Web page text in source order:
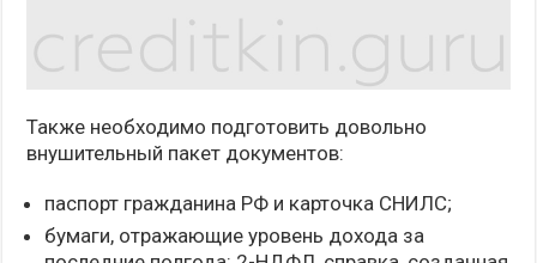
Также необходимо подготовить довольно
внушительный пакет документов:
паспорт гражданина РФ и карточка СНИЛС;
бумаги, отражающие уровень дохода за